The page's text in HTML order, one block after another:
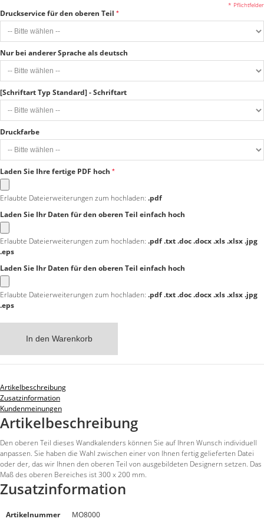
Druckservice für den oberen Teil
Nur bei anderer Sprache als deutsch
[Schriftart Typ Standard] - Schriftart
Druckfarbe
Laden Sie Ihre fertige PDF hoch
Erlaubte Dateierweiterungen zum hochladen: .pdf
Laden Sie Ihr Daten für den oberen Teil einfach hoch
Erlaubte Dateierweiterungen zum hochladen: .pdf .txt .doc .docx .xls .xlsx .jpg
.eps
Laden Sie Ihr Daten für den oberen Teil einfach hoch
Erlaubte Dateierweiterungen zum hochladen: .pdf .txt .doc .docx .xls .xlsx .jpg
.eps
* Pflichtfelder
In den Warenkorb
Artikelbeschreibung
Zusatzinformation
Kundenmeinungen
Artikelbeschreibung
Den oberen Teil dieses Wandkalenders können Sie auf Ihren Wunsch individuell
anpassen. Sie haben die Wahl zwischen einer von Ihnen fertig gelieferten Datei
oder der, das wir Ihnen den oberen Teil von ausgebildeten Designern setzen. Das
Maß des oberen Bereiches ist 300 x 200 mm.
Zusatzinformation
Artikelnummer MO8000